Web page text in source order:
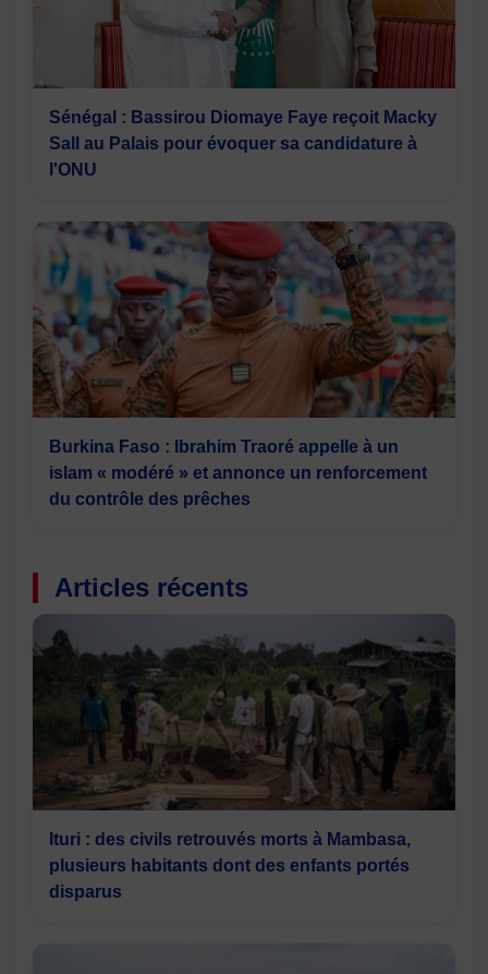
Sénégal : Bassirou Diomaye Faye reçoit Macky
Sall au Palais pour évoquer sa candidature à
l'ONU
Burkina Faso : Ibrahim Traoré appelle à un
islam « modéré » et annonce un renforcement
du contrôle des prêches
Articles récents
Ituri : des civils retrouvés morts à Mambasa,
plusieurs habitants dont des enfants portés
disparus